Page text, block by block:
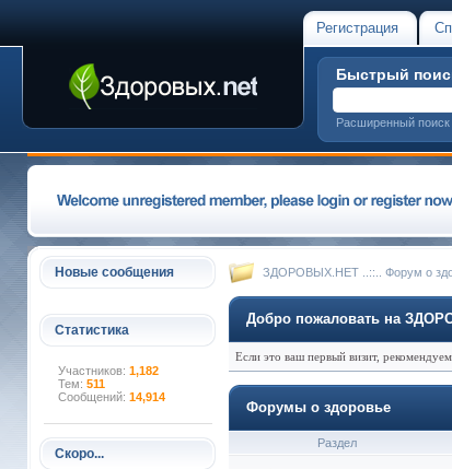
Регистрация
Быстрый
Расширенный поиск
Новые сообщения
Статистика
Участников: 1,182
Тем: 511
Сообщений: 14,914
Скоро...
ЗДОРОВЫХ.НЕТ ..::.. Форум о
Добро пожаловать на
Если это ваш первый визит,
Форумы о здоровье
Раздел